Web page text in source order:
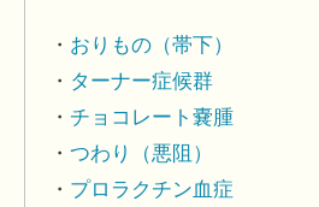
おりもの（帯下）
ターナー症候群
チョコレート嚢腫
つわり（悪阻）
プロラクチン血症